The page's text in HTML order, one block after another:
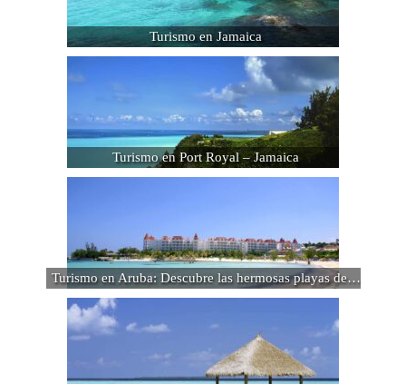
Turismo en Jamaica
Turismo en Port Royal – Jamaica
Turismo en Aruba: Descubre las hermosas playas de…